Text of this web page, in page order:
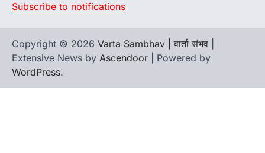
Subscribe to notifications
Copyright © 2026 Varta Sambhav | वार्ता संभव
Extensive News by Ascendoor | Powered by
WordPress.